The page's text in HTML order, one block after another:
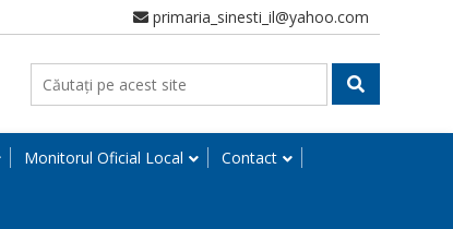
primaria_sinesti_il@yahoo.com
Monitorul Oficial Local Contact